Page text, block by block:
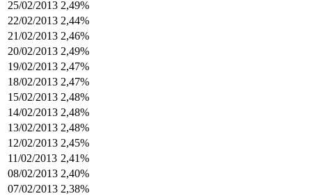
25/02/2013 2,49%
22/02/2013 2,44%
21/02/2013 2,46%
20/02/2013 2,49%
19/02/2013 2,47%
18/02/2013 2,47%
15/02/2013 2,48%
14/02/2013 2,48%
13/02/2013 2,48%
12/02/2013 2,45%
11/02/2013 2,41%
08/02/2013 2,40%
07/02/2013 2,38%